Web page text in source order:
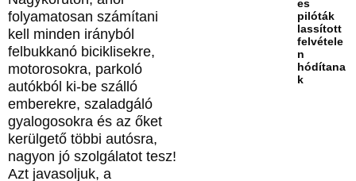
folyamatosan számítani
kell minden irányból
felbukkanó biciklisekre,
motorosokra, parkoló
autókból ki-be szálló
emberekre, szaladgáló
gyalogosokra és az őket
kerülgető többi autósra,
nagyon jó szolgálatot tesz!
Azt javasoljuk, a
es
pilóták
lassított
felvétele
n
hódítana
k